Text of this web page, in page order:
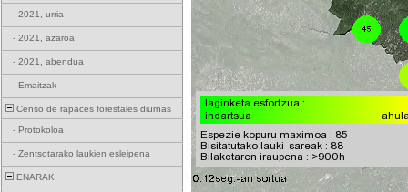
- 2021, urria
- 2021, azaroa
- 2021, abendua
- Emaitzak
Censo de rapaces forestales diurnas
- Protokoloa
- Zentsotarako laukien esleipena
ENARAK